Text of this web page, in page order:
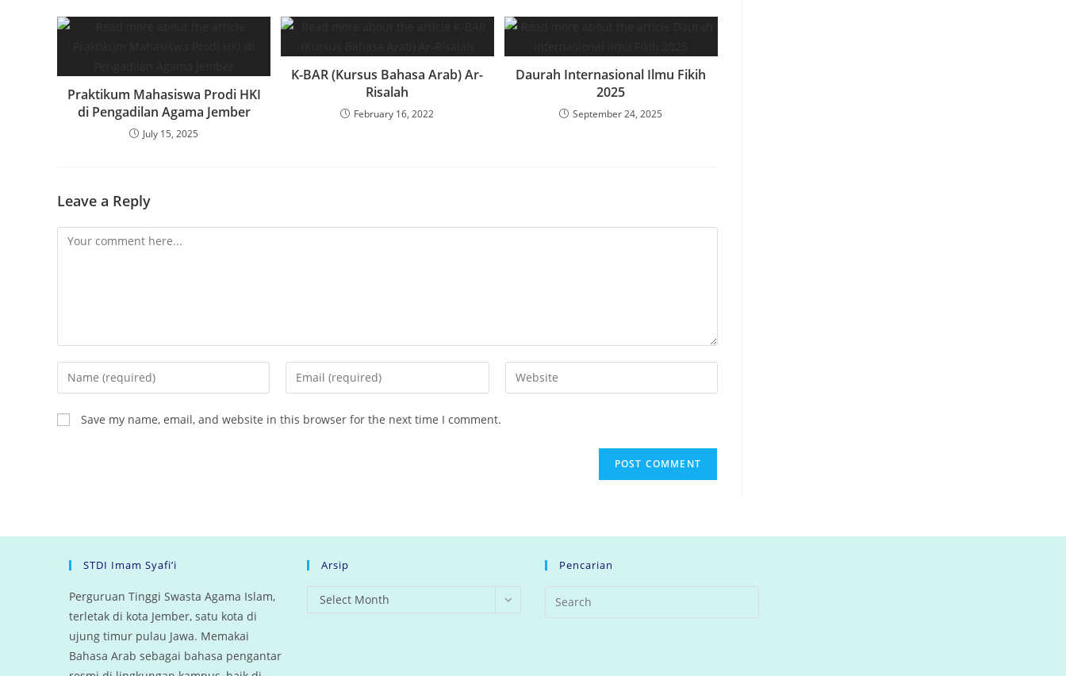
Praktikum Mahasiswa Prodi HKI
di Pengadilan Agama Jember
July 15, 2025
K-BAR (Kursus Bahasa Arab) Ar-
Risalah
February 16, 2022
Daurah Internasional Ilmu Fikih
2025
September 24, 2025
Leave a Reply
Comment
Enter
your
name
or
Enter
your
Enter
your
Save my name, email, and website in this browser for the next time I comment.
STDI Imam Syafi’i
Perguruan Tinggi Swasta Agama Islam,
terletak di kota Jember, satu kota di
ujung timur pulau Jawa. Memakai
Bahasa Arab sebagai bahasa pengantar
Arsip
arsip
Select Month
Pencarian